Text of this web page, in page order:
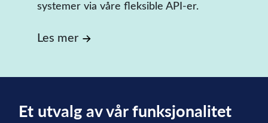
systemer via våre fleksible API-er.
Les mer
Et utvalg av vår funksjonalitet